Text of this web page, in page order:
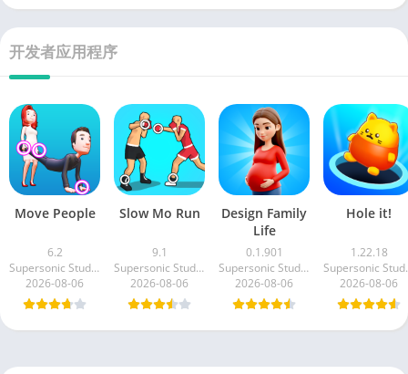
开发者应用程序
Move People
6.2
Supersonic Studios LTD
2026-08-06
Slow Mo Run
9.1
Supersonic Studios LTD
2026-08-06
Design Family
Life
0.1.901
Supersonic Studios LTD
2026-08-06
Hole it!
1.22.18
2026-08-06